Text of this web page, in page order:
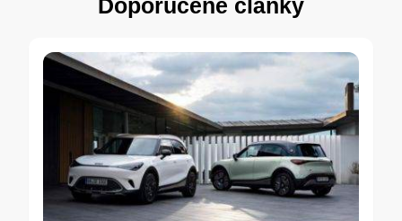
Doporučené články